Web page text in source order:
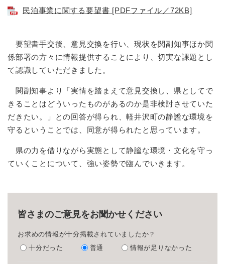
民泊事業に関する要望書 [PDFファイル／72KB]
要望書手交後、意見交換を行い、現状を関副知事ほか関
係部署の方々に情報提供することにより、切実な課題とし
て認識していただきました。
関副知事より「実情を踏まえて意見交換し、県としてで
きることはどういったものがあるのか是非検討させていた
だきたい。」との回答が得られ、軽井沢町の静謐な環境を
守るということでは、同意が得られたと思っています。
県の力を借りながら実態として静謐な環境・文化を守っ
ていくことについて、強い姿勢で臨んでいきます。
皆さまのご意見をお聞かせください
お求めの情報が十分掲載されていましたか？
十分だった
普通 情報が足りなかった